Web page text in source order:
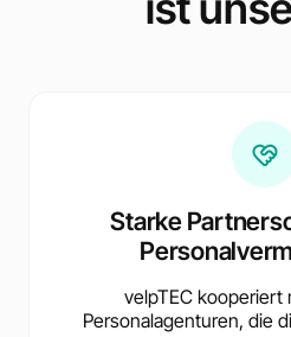
Starke
velpTEC kooperiert
Personalagenturen, die